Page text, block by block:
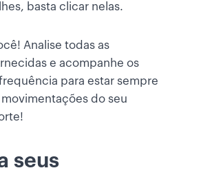
basta clicar nelas.
Analise todas as
e acompanhe os
para estar sempre
do seu
seus